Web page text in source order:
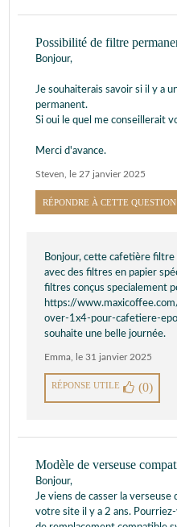
Possibilité de filtre
Bonjour,
Je souhaiterais savoir si il y a
permanent.
Si oui le quel me conseillerait
Merci d'avance.
Steven le 27 janvier 2025
RÉPONDRE À CETTE QUESTION
Bonjour, cette cafetière
avec des filtres en papier
filtres conçus specialement
https://
over-1x4-pour-cafetiere-
souhaite une belle journée.
Emma le 31 janvier 2025
RÉPONSE UTILE (0)
Modèle de verseuse
Bonjour,
Je viens de casser la verseuse
votre site il y a 2 ans.